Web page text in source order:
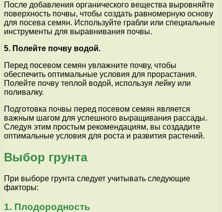
После добавления органического вещества выровняйте
поверхность почвы, чтобы создать равномерную основу
для посева семян. Используйте грабли или специальные
инструменты для выравнивания почвы.
5. Полейте почву водой.
Перед посевом семян увлажните почву, чтобы
обеспечить оптимальные условия для прорастания.
Полейте почву теплой водой, используя лейку или
поливалку.
Подготовка почвы перед посевом семян является
важным шагом для успешного выращивания рассады.
Следуя этим простым рекомендациям, вы создадите
оптимальные условия для роста и развития растений.
Выбор грунта
При выборе грунта следует учитывать следующие
факторы:
1. Плодородность